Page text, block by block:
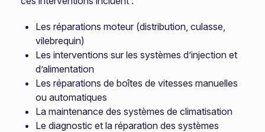
Les réparations moteur (distribution, culasse,
vilebrequin)
Les interventions sur les systèmes d’injection et
d’alimentation
Les réparations de boîtes de vitesses manuelles
ou automatiques
La maintenance des systèmes de climatisation
Le diagnostic et la réparation des systèmes